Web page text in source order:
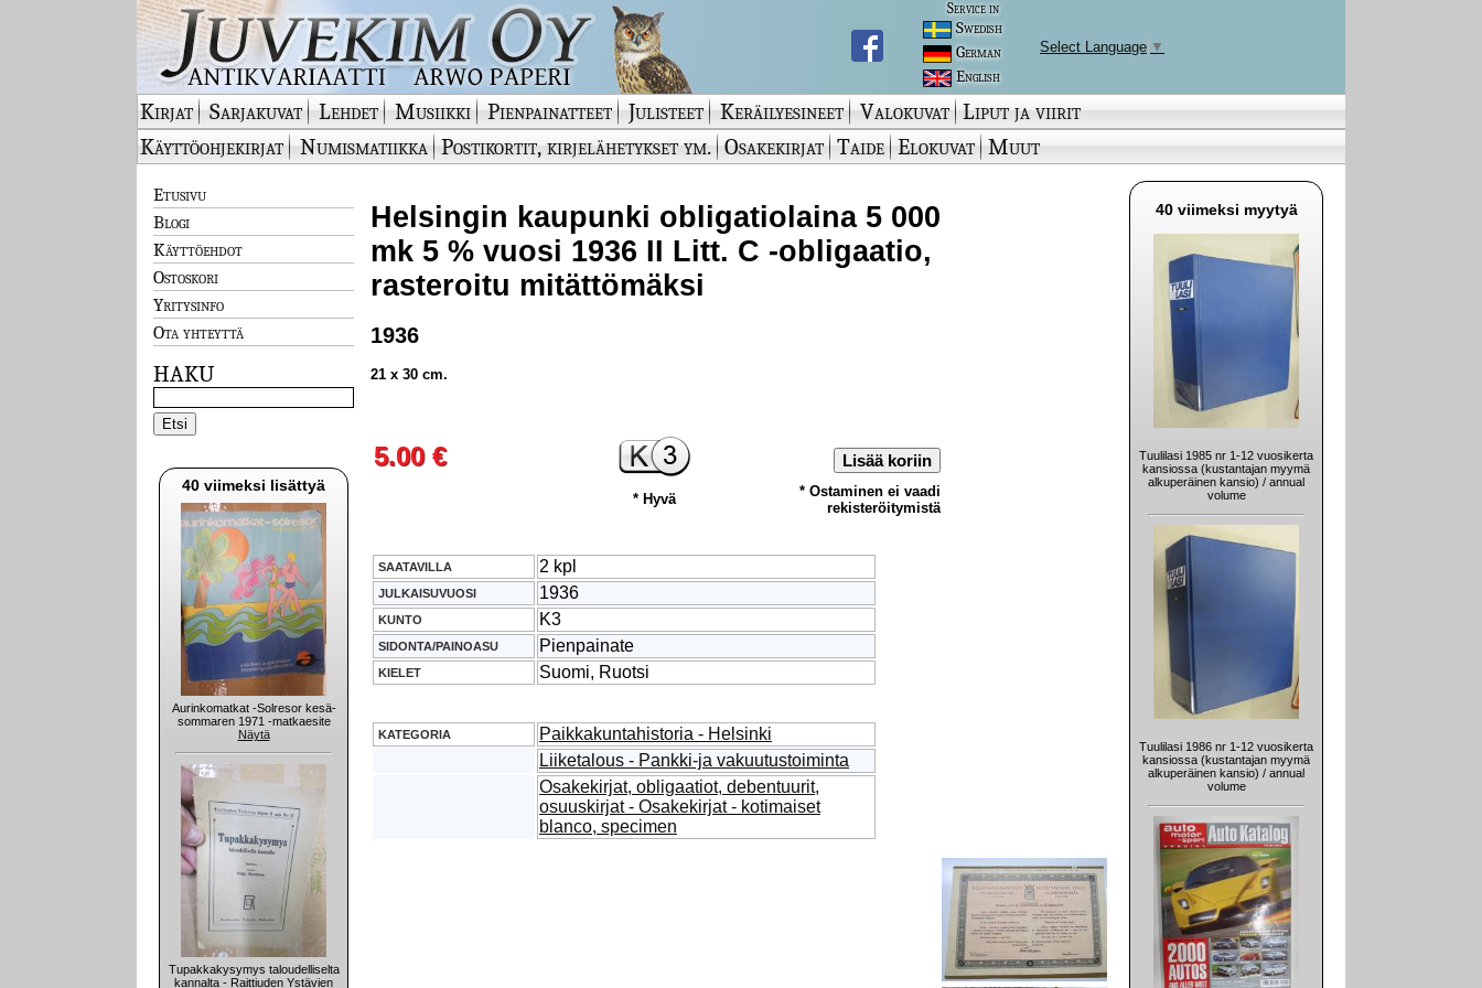
Service in
Swedish
German
English
Select Language ▼
Kirjat Sarjakuvat Lehdet Musiikki Pienpainatteet Julisteet Keräilyesineet Valokuvat Liput ja viirit
Käyttöohjekirjat
Numismatiikka Postikortit, kirjelähetykset ym. Osakekirjat Taide Elokuvat Muut
Etusivu
Blogi
Käyttöehdot
Ostoskori
Yritysinfo
Ota yhteyttä
HAKU
40 viimeksi lisättyä
Aurinkomatkat -Solresor kesä-
sommaren 1971 -matkaesite
Näytä
Tupakkakysymys taloudelliselta
kannalta - Raittiuden Ystävien
Helsingin kaupunki obligatiolaina 5 000
mk 5 % vuosi 1936 II Litt. C -obligaatio,
rasteroitu mitättömäksi
1936
21 x 30 cm.
5.00 € Lisää koriin
* Hyvä
* Ostaminen ei vaadi
rekisteröitymistä
SAATAVILLA 2 kpl
JULKAISUVUOSI 1936
KUNTO K3
SIDONTA/PAINOASU Pienpainate
KIELET Suomi, Ruotsi
KATEGORIA
Paikkakuntahistoria - Helsinki
Liiketalous - Pankki-ja vakuutustoiminta
Osakekirjat, obligaatiot, debentuurit,
osuuskirjat - Osakekirjat - kotimaiset
blanco, specimen
40 viimeksi myytyä
Tuulilasi 1985 nr 1-12 vuosikerta
kansiossa (kustantajan myymä
alkuperäinen kansio) / annual
volume
Tuulilasi 1986 nr 1-12 vuosikerta
kansiossa (kustantajan myymä
alkuperäinen kansio) / annual
volume